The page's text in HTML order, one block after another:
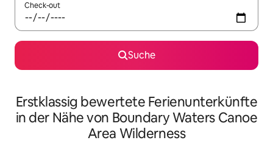
Check-out
Suche
Erstklassig bewertete Ferienunterkünfte
in der Nähe von Boundary Waters Canoe
Area Wilderness